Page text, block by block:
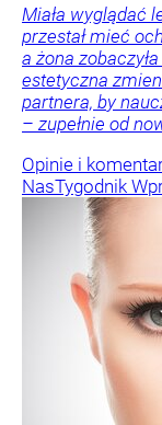
Miała wyglądać
przestał mieć
a żona
estetyczna
partnera, by
– zupełnie od
Opinie i
NasTygodnik